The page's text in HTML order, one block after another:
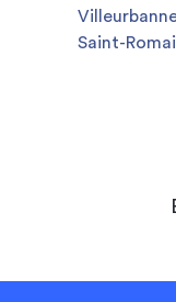
Saint-